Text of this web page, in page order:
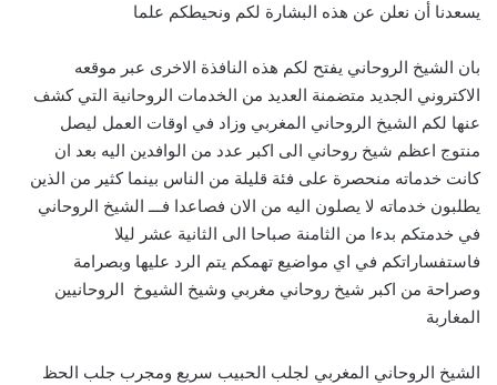
يسعدنا أن نعلن عن هذه البشارة لكم ونحيطكم علما
بان الشيخ الروحاني يفتح لكم هذه النافذة الاخرى عبر موقعه
الاكتروني الجديد متضمنة العديد من الخدمات الروحانية التي كشف
عنها لكم الشيخ الروحاني المغربي وزاد في اوقات العمل ليصل
منتوج اعظم شيخ روحاني الى اكبر عدد من الوافدين اليه بعد ان
كانت خدماته منحصرة على فئة قليلة من الناس بينما كثير من الذين
يطلبون خدماته لا يصلون اليه من الان فصاعدا فـــ الشيخ الروحاني
في خدمتكم بدءا من الثامنة صباحا الى الثانية عشر ليلا
فاستفساراتكم في اي مواضيع تهمكم يتم الرد عليها وبصرامة
وصراحة من اكبر شيخ روحاني مغربي وشيخ الشيوخ الروحانيين
المغاربة
الشيخ الروحاني المغربي لجلب الحبيب سريع ومجرب جلب الحظ